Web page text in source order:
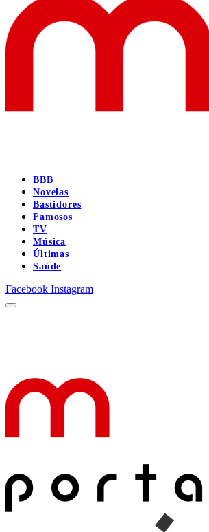
BBB
Novelas
Bastidores
Famosos
TV
Música
Últimas
Saúde
Facebook Instagram